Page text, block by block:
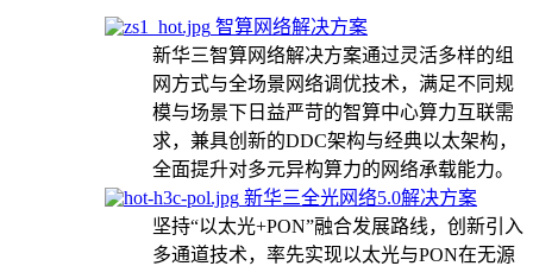
智算网络解决方案
新华三智算网络解决方案通过灵活多样的组
网方式与全场景网络调优技术，满足不同规
模与场景下日益严苛的智算中心算力互联需
求，兼具创新的DDC架构与经典以太架构，
全面提升对多元异构算力的网络承载能力。
新华三全光网络5.0解决方案
坚持“以太光+PON”融合发展路线，创新引入
多通道技术，率先实现以太光与PON在无源